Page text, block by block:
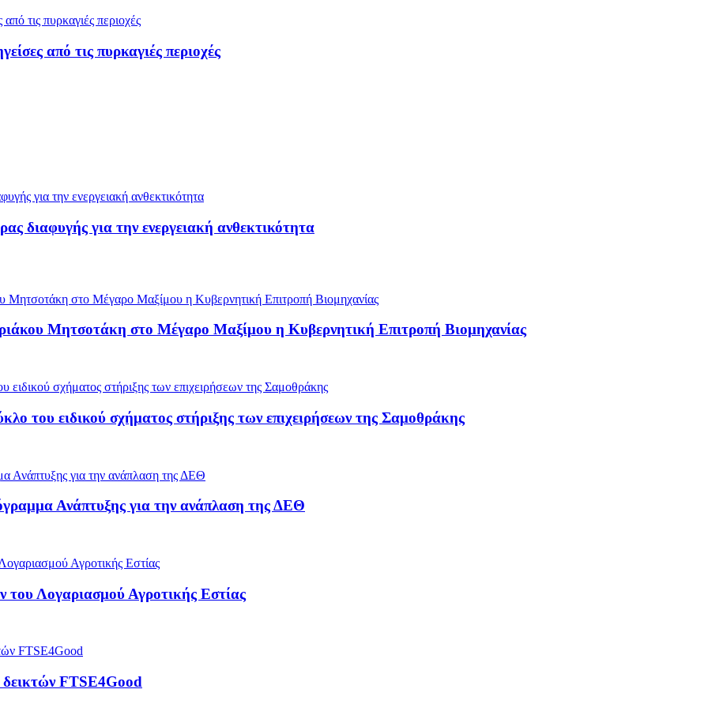
από τις πυρκαγιές περιοχές
διαφυγής για την ενεργειακή ανθεκτικότητα
Μητσοτάκη στο Μέγαρο Μαξίμου η Κυβερνητική Επιτροπή Βιομηχανίας
του ειδικού σχήματος στήριξης των επιχειρήσεων της Σαμοθράκης
Ανάπτυξης για την ανάπλαση της ΔΕΘ
Λογαριασμού Αγροτικής Εστίας
δεικτών FTSE4Good